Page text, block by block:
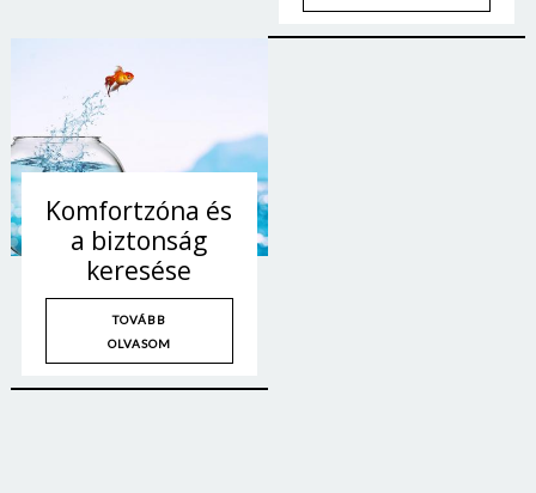
Komfortzóna és
a biztonság
keresése
TOVÁBB
OLVASOM